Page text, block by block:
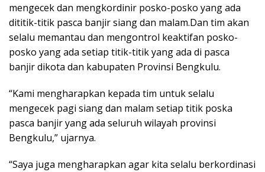
mengecek dan mengkordinir posko-posko yang ada
dititik-titik pasca banjir siang dan malam.Dan tim akan
selalu memantau dan mengontrol keaktifan posko-
posko yang ada setiap titik-titik yang ada di pasca
banjir dikota dan kabupaten Provinsi Bengkulu.
“Kami mengharapkan kepada tim untuk selalu
mengecek pagi siang dan malam setiap titik poska
pasca banjir yang ada seluruh wilayah provinsi
Bengkulu,” ujarnya.
“Saya juga mengharapkan agar kita selalu berkordinasi